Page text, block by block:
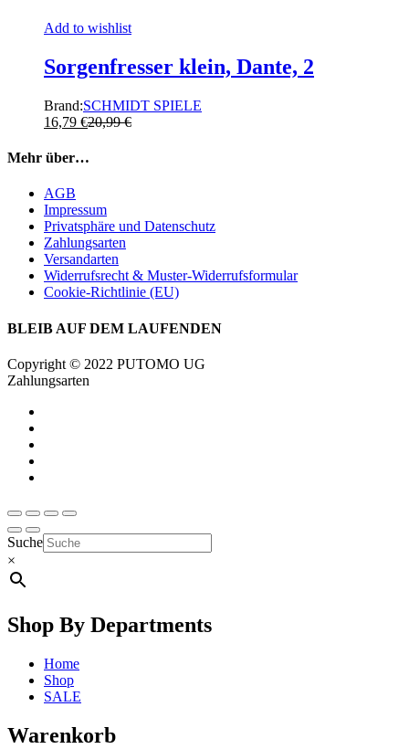
Add to wishlist
Sorgenfresser klein, Dante, 2
Brand:SCHMIDT SPIELE
16,79 €20,99€
Mehr über…
AGB
Impressum
Privatsphäre und Datenschutz
Zahlungsarten
Versandarten
Widerrufsrecht & Muster-Widerrufsformular
Cookie-Richtlinie (EU)
BLEIB AUF DEM LAUFENDEN
Copyright © 2022 PUTOMO UG
Zahlungsarten
Suche
×
Shop By Departments
Home
Shop
SALE
Warenkorb